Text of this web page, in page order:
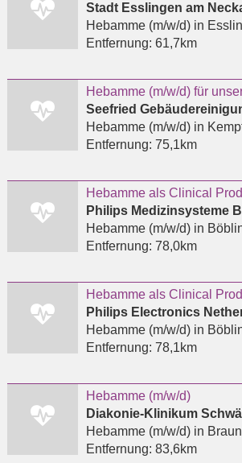
Stadt Esslingen am
Hebamme (m/w/d)in
Entfernung: 61,7km
Seefried
Hebamme (m/w/d)in
Entfernung: 75,1km
Philips Medizinsysteme
Hebamme (m/w/d)in
Entfernung: 78,0km
Philips Electronics
Hebamme (m/w/d)in
Entfernung: 78,1km
Hebamme (m/w/d)
Diakonie-Klinikum
Hebamme (m/w/d)in
Entfernung: 83,6km